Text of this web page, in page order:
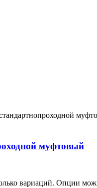
муфтовый
вариаций. Опции